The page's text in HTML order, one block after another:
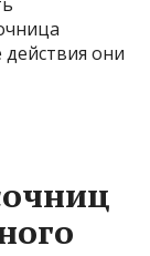
они